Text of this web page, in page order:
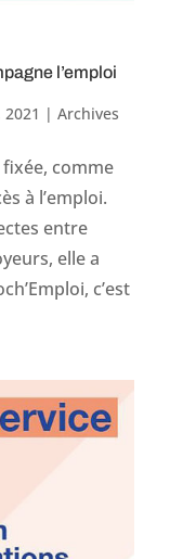
l’emploi
| Archives
fixée, comme
à l’emploi.
entre
elle a
c’est